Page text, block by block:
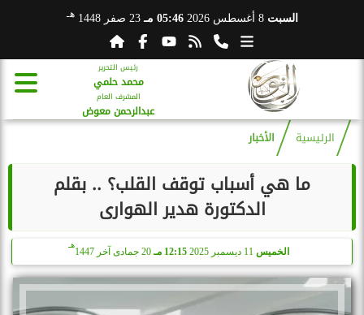
السبت 8 أغسطس 2026 05:46 مـ 23 صفر 1448 هـ
رئيس التحرير
محمد حلمي
المشرف العام
عبدالرحمن معوض
الرئيسية الأخبار
ما هي أسباب توقف القلب؟ .. بقلم
الدكتورة هدير الهوارى
الخميس 12:15 مـ 20 جمادى آخر 1447
هـ